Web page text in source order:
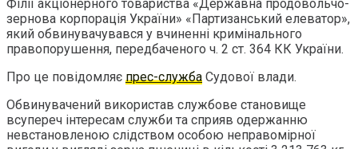
Філії акціонерного товариства «Державна продовольчо-
зернова корпорація України» «Партизанський елеватор»,
який обвинувачувався у вчиненні кримінального
правопорушення, передбаченого ч. 2 ст. 364 КК України.
Про це повідомляє прес-служба Судової влади.
Обвинувачений використав службове становище
всупереч інтересам служби та сприяв одержанню
невстановленою слідством особою неправомірної